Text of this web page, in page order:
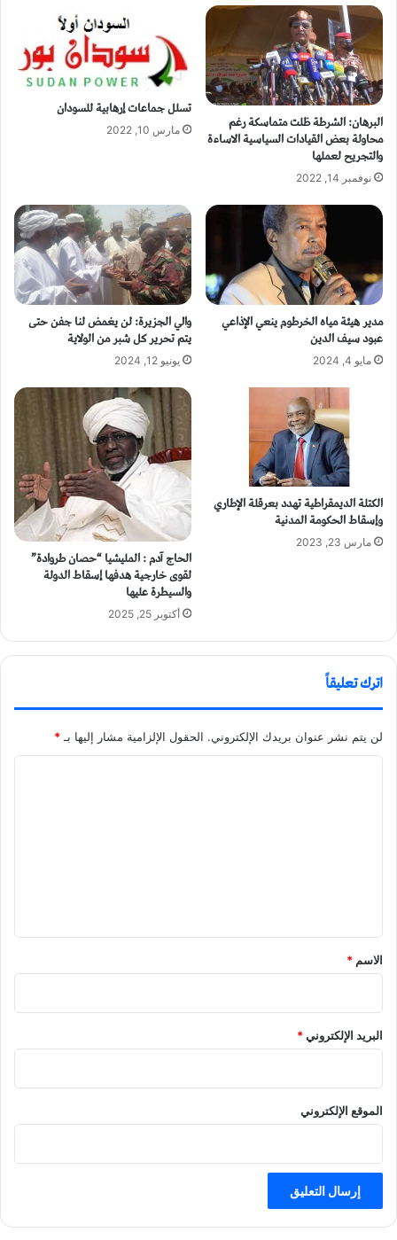
البرهان: الشرطة ظلت متماسكة رغم
محاولة بعض القيادات السياسية الاساءة
والتجريح لعملها
نوفمبر 14, 2022
تسلل جماعات إرهابية للسودان
مارس 10, 2022
مدير هيئة مياه الخرطوم ينعي الإذاعي
عبود سيف الدين
مايو 4, 2024
والي الجزيرة: لن يغمض لنا جفن حتى
يتم تحرير كل شبر من الولاية
يونيو 12, 2024
الكتلة الديمقراطية تهدد بعرقلة الإطاري
وإسقاط الحكومة المدنية
مارس 23, 2023
الحاج آدم : المليشيا “حصان طروادة”
لقوى خارجية هدفها إسقاط الدولة
والسيطرة عليها
أكتوبر 25, 2025
اترك تعليقاً
لن يتم نشر عنوان بريدك الإلكتروني. الحقول الإلزامية مشار إليها بـ *
الاسم *
البريد الإلكتروني*
الموقع الإلكتروني